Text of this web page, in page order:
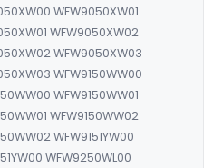
WFW9050XW01
WFW9050XW02
WFW9050XW03
WFW9150WW00
WFW9150WW01
WFW9150WW02
WFW9151YW00
WFW9250WL00